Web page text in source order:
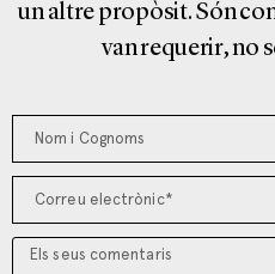
un altre propòsit. Són
van requerir, no